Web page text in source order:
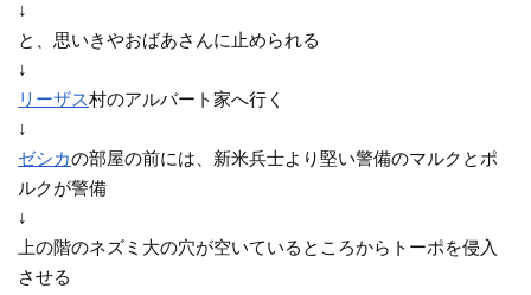
↓
と、思いきやおばあさんに止められる
↓
リーザス村のアルバート家へ行く
↓
ゼシカの部屋の前には、新米兵士より堅い警備のマルクとポ
ルクが警備
↓
上の階のネズミ大の穴が空いているところからトーポを侵入
させる